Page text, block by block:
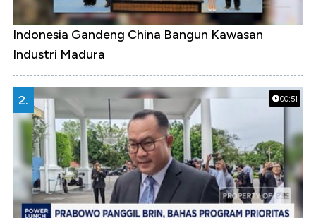
Indonesia Gandeng China Bangun Kawasan
Industri Madura
00:51
2.